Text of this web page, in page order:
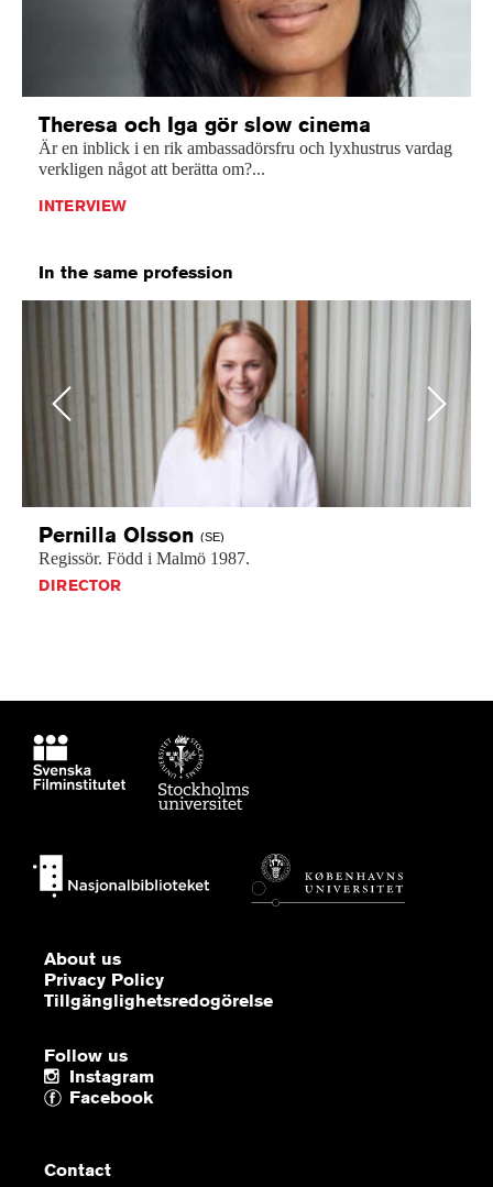
Theresa och Iga gör slow cinema
Är en inblick i en rik ambassadörsfru och lyxhustrus vardag
verkligen något att berätta om?...
INTERVIEW
In the same profession
Previous
Pernilla Olsson (SE)
Regissör. Född i Malmö 1987.
DIRECTOR
Next
About us
Privacy Policy
Tillgänglighetsredogörelse
Follow us
Instagram
Facebook
Contact